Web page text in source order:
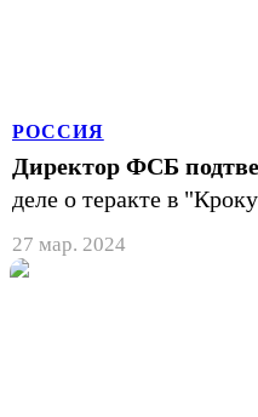
РОССИЯ
Директор ФСБ
деле о теракте в
27 мар. 2024